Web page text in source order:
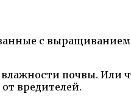
с
почвы. Или
вредителей.